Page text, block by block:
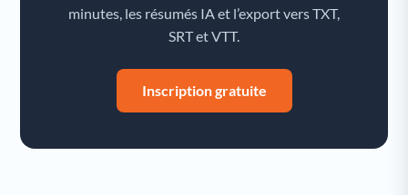
minutes, les résumés IA et l’export vers TXT,
SRT et VTT.
Inscription gratuite